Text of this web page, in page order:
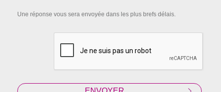
Une réponse vous sera envoyée dans les plus brefs délais.